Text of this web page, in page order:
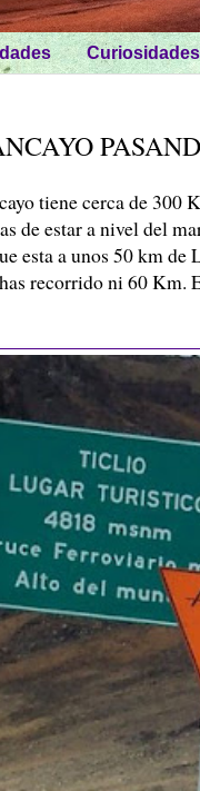
Curiosidades
tiene cerca de 300
de estar a nivel del
esta a unos 50 km de
recorrido ni 60 Km.